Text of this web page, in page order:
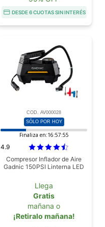
DESDE 6 CUOTAS SIN INTERÉS
COD. AV000028
SÓLO POR HOY
Finaliza en:16:57:53
4.9
Compresor Inflador de Aire
Gadnic 150PSI Linterna LED
Llega
Gratis
mañana o
¡Retiralo mañana!